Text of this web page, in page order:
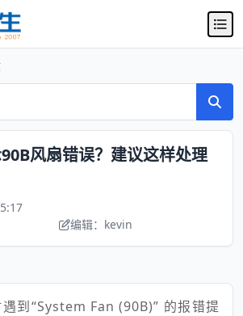
风扇错误？建议这样处理
编辑：kevin
到“System Fan (90B)” 的报错提